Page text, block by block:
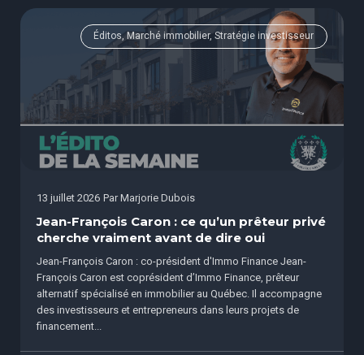
Éditos, Marché immobilier, Stratégie investisseur
13 juillet 2026 Par Marjorie Dubois
Jean-François Caron : ce qu’un prêteur privé
cherche vraiment avant de dire oui
Jean-François Caron : co-président d'Immo Finance Jean-
François Caron est coprésident d’Immo Finance, prêteur
alternatif spécialisé en immobilier au Québec. Il accompagne
des investisseurs et entrepreneurs dans leurs projets de
financement...